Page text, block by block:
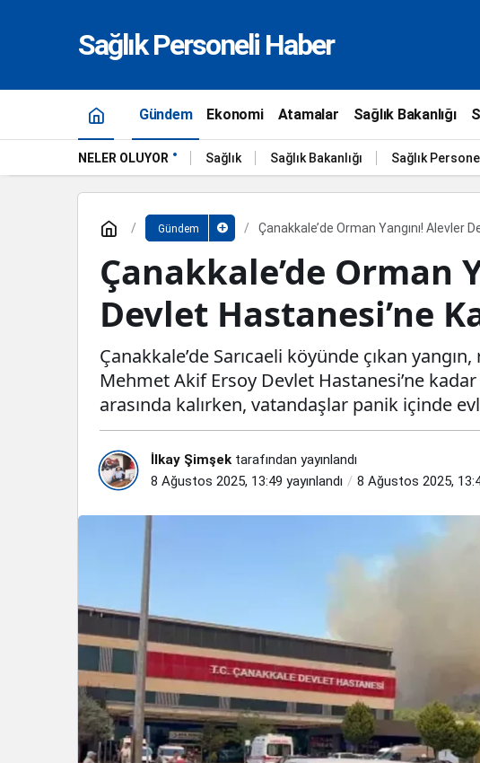
Sağlık Personeli Haber
Gündem Ekonomi Atamalar Sağlık Bakanlığı
NELER OLUYOR Sağlık Sağlık Bakanlığı Sağlık
Gündem Çanakkale’de Orman Yangını! Alevler
Çanakkale’de Orman
Devlet Hastanesi’ne
Çanakkale’de Sarıcaeli köyünde çıkan
Mehmet Akif Ersoy Devlet Hastanesi’ne
arasında kalırken, vatandaşlar panik içinde
İlkay Şimşek tarafından yayınlandı
8 Ağustos 2025, 13:49 yayınlandı 8 Ağustos 2025,